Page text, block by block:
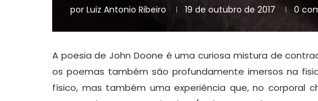
por Luiz Antonio Ribeiro 19 de outubro de 2017 0
A poesia de John Doone é uma curiosa mistura de
os poemas também são profundamente imersos na
físico, mas também uma experiência que, no corporal